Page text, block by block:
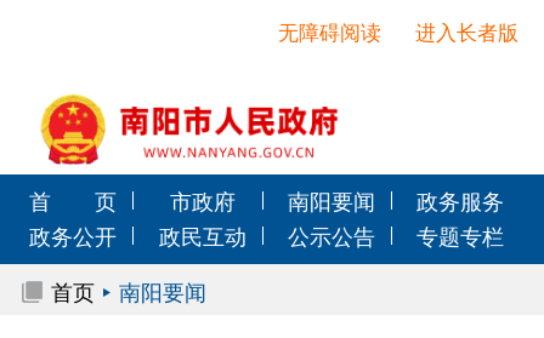
进入长者版
无障碍阅读
首 页 市政府 南阳要闻
政务服务
政务公开
政民互动 公示公告
专题专栏
首页
南阳要闻